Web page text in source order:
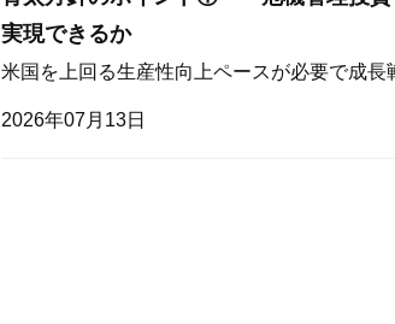
実現できるか
米国を上回る生産性向上ペースが必要で成長
2026年07月13日